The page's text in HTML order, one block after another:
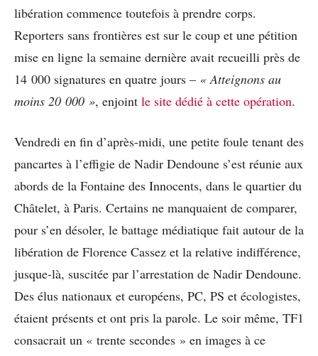
libération commence toutefois à prendre corps.
Reporters sans frontières est sur le coup et une pétition
mise en ligne la semaine dernière avait recueilli près de
14 000 signatures en quatre jours – « Atteignons au
moins 20 000 », enjoint le site dédié à cette opération.
Vendredi en fin d’après-midi, une petite foule tenant des
pancartes à l’effigie de Nadir Dendoune s’est réunie aux
abords de la Fontaine des Innocents, dans le quartier du
Châtelet, à Paris. Certains ne manquaient de comparer,
pour s’en désoler, le battage médiatique fait autour de la
libération de Florence Cassez et la relative indifférence,
jusque-là, suscitée par l’arrestation de Nadir Dendoune.
Des élus nationaux et européens, PC, PS et écologistes,
étaient présents et ont pris la parole. Le soir même, TF1
consacrait un « trente secondes » en images à ce